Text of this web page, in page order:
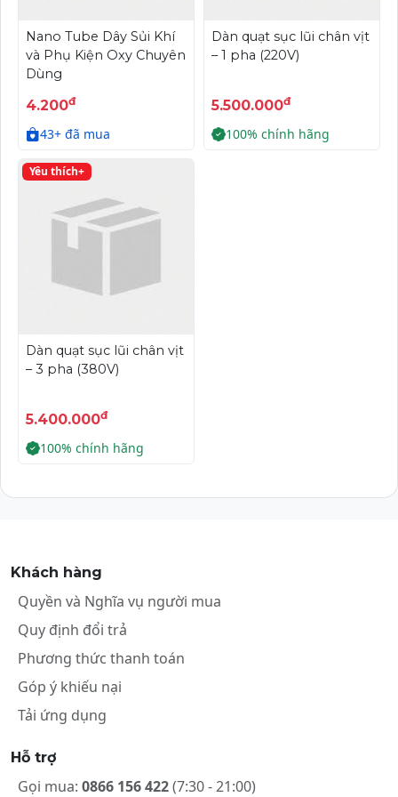
Nano Tube Dây Sủi Khí
và Phụ Kiện Oxy Chuyên
Dùng
4.200đ
43+ đã mua
Dàn quạt sục lũi chân vịt
– 1 pha (220V)
5.500.000đ
100% chính hãng
Yêu thích+
Dàn quạt sục lũi chân vịt
– 3 pha (380V)
5.400.000đ
100% chính hãng
Khách hàng
Quyền và Nghĩa vụ người mua
Quy định đổi trả
Phương thức thanh toán
Góp ý khiếu nại
Tải ứng dụng
Hỗ trợ
Gọi mua: 0866 156 422(7:30 - 21:00)